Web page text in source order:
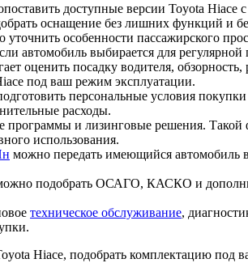
доступные версии Toyota
оснащение без лишних функций и
особенности пассажирского
автомобиль выбирается для регулярной
оценить посадку водителя,
под ваш режим эксплуатации.
персональные условия
расходы.
программы и лизинговые решения.
использования.
можно передать имеющийся автомобиль
подобрать ОСАГО, КАСКО и
техническое обслуживание,
Hiace, подобрать комплектацию под